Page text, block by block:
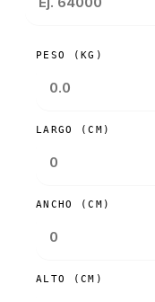
PESO (KG)
LARGO (CM)
ANCHO (CM)
ALTO (CM)